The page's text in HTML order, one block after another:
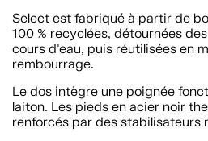
Select est fabriqué à partir de
100 % recyclées, détournées
cours d'eau, puis réutilisées en
rembourrage.
Le dos intègre une poignée
laiton. Les pieds en acier noir
renforcés par des stabilisateurs